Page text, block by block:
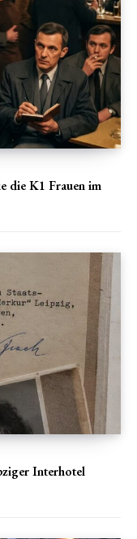
die K1 Frauen im
Interhotel